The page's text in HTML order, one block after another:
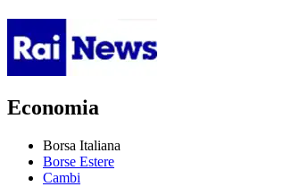
Economia
Borsa Italiana
Borse Estere
Cambi